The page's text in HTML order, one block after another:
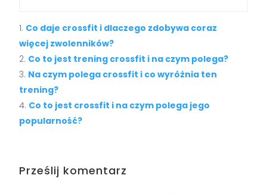
Co daje crossfit i dlaczego zdobywa coraz
więcej zwolenników?
Co to jest trening crossfit i na czym polega?
Na czym polega crossfit i co wyróżnia ten
trening?
Co to jest crossfit i na czym polega jego
popularność?
Prześlij komentarz